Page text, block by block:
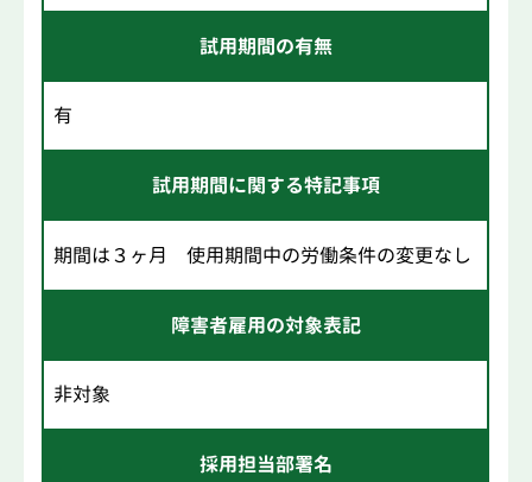
試用期間の有無
有
試用期間に関する特記事項
期間は３ヶ月 使用期間中の労働条件の変更なし
障害者雇用の対象表記
非対象
採用担当部署名